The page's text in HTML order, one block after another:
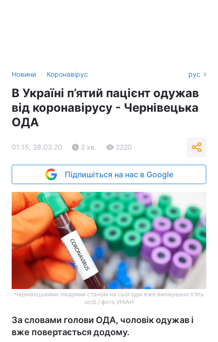
Новини › Коронавірус рус
В Україні п’ятий пацієнт одужав
від коронавірусу - Чернівецька
ОДА
01:15, 28.03.20 2 хв. 2220
Підпишіться на нас в Google
Чернівецькими лікарями станом на сьогодні вже вилікувано п’ять
осіб / фото УНІАН
За словами голови ОДА, чоловік одужав і
вже повертається додому.